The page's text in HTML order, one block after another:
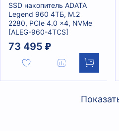
SSD накопитель ADATA
Legend 960 4ТБ, M.2
2280, PCIe 4.0 x4, NVMe
[ALEG-960-4TCS]
73 495 ₽